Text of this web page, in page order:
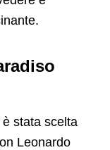
stata scelta
Leonardo